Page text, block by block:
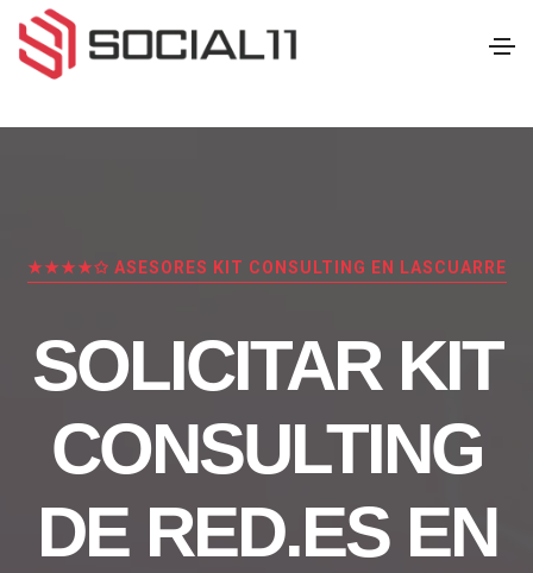
★★★★✩ ASESORES KIT CONSULTING EN LASCUARRE
SOLICITAR KIT
CONSULTING
DE RED.ES EN